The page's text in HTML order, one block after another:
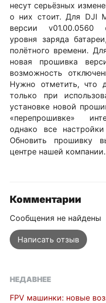
несут серьёзных
о них стоит. Для DJI
версии v01.00.0560
уровня заряда
полётного времени.
новая прошивка
возможность
Нужно отметить, что
только при
установке новой
«перепрошивке»
однако все
Обновить прошивку
центре нашей компании.
Комментарии
Сообщения не найдены
Написать отзыв
НЕДАВНЕЕ
FPV машинки: новые